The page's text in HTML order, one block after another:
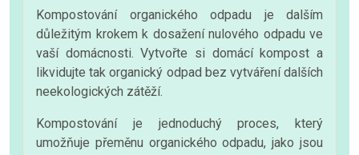
Kompostování organického odpadu je dalším
důležitým krokem k dosažení nulového odpadu ve
vaší domácnosti. Vytvořte si domácí kompost a
likvidujte tak organický odpad bez vytváření dalších
neekologických zátěží.
Kompostování je jednoduchý proces, který
umožňuje přeměnu organického odpadu, jako jsou